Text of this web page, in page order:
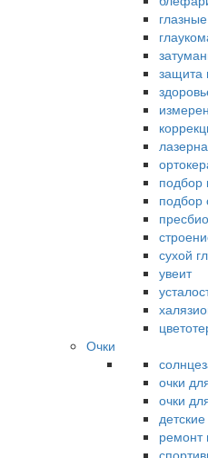
защита
подбор
подбор
сухой
увеит
Очки
очки
очки
ремонт